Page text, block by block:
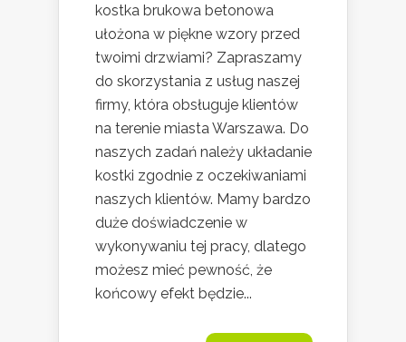
kostka brukowa betonowa
ułożona w piękne wzory przed
twoimi drzwiami? Zapraszamy
do skorzystania z usług naszej
firmy, która obsługuje klientów
na terenie miasta Warszawa. Do
naszych zadań należy układanie
kostki zgodnie z oczekiwaniami
naszych klientów. Mamy bardzo
duże doświadczenie w
wykonywaniu tej pracy, dlatego
możesz mieć pewność, że
końcowy efekt będzie...